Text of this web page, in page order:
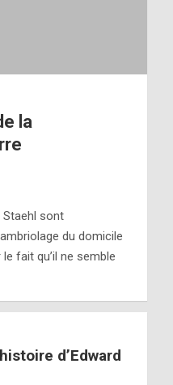
la
Staehl sont
du domicile
fait qu’il ne semble
d’Edward